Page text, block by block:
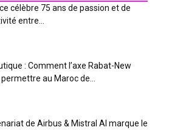
célèbre 75 ans de passion et de
entre...
: Comment l’axe Rabat-New
permettre au Maroc de...
de Airbus & Mistral AI marque le